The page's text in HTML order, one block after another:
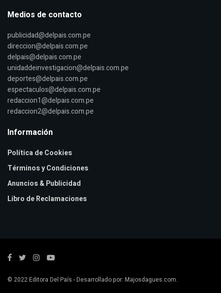
Medios de contacto
publicidad@delpais.com.pe
direccion@delpais.com.pe
delpais@delpais.com.pe
unidaddeinvestigacion@delpais.com.pe
deportes@delpais.com.pe
espectaculos@delpais.com.pe
redaccion1@delpais.com.pe
redaccion2@delpais.com.pe
Información
Política de Cookies
Términos y Condiciones
Anuncios & Publicidad
Libro de Reclamaciones
© 2022Editora Del País - Desarrollado por: Majosdagues.com.